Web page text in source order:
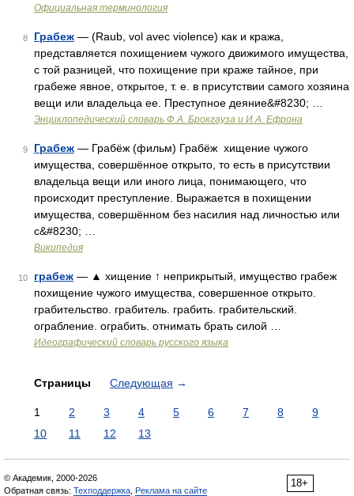
Официальная терминология
8 Грабеж — (Raub, vol avec violence) как и кража,
представляется похищением чужого движимого имущества,
с той разницей, что похищение при краже тайное, при
грабеже явное, открытое, т. е. в присутствии самого хозяина
вещи или владельца ее. Преступное деяние&#8230; …
Энциклопедический словарь Ф.А. Брокгауза и И.А. Ефрона
9 Грабеж — Грабёж (фильм) Грабёж хищение чужого
имущества, совершённое открыто, то есть в присутствии
владельца вещи или иного лица, понимающего, что
происходит преступление. Выражается в похищении
имущества, совершённом без насилия над личностью или
с&#8230; …
Википедия
10 грабеж — ▲ хищение ↑ неприкрытый, имущество грабеж
похищение чужого имущества, совершенное открыто.
грабительство. грабитель. грабить. грабительский.
ограбление. ограбить. отнимать брать силой …
Идеографический словарь русского языка
Страницы Следующая →
1 2 3 4 5 6 7 8
9
10
11 12 13
18+
© Академик, 2000-2026
Обратная связь: Техподдержка Реклама на сайте